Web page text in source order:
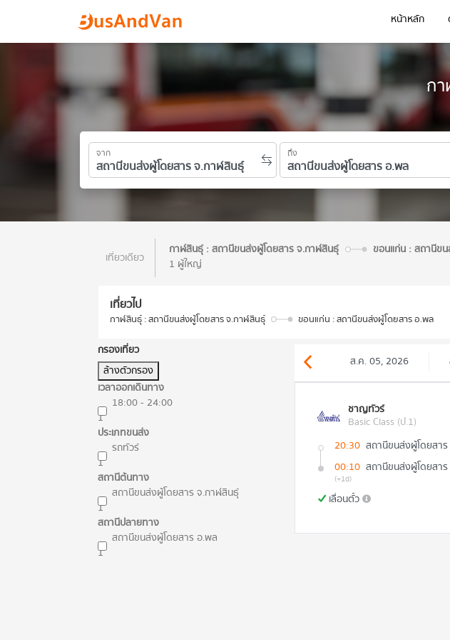
ก
จาก ถึง
หน้าหลัก
เที่ยวเดียว
กาฬสินธุ์ : สถานีขนส่งผู้โดยสาร จ.กาฬสินธุ์
ขอนแก่น : สถานีข
1 ผู้ใหญ่
เที่ยวไป
กาฬสินธุ์ : สถานีขนส่งผู้โดยสาร จ.กาฬสินธุ์ ขอนแก่น : สถานีขนส่งผู้โดยสาร อ.พล
กรองเที่ยว
ล้างตัวกรอง
เวลาออกเดินทาง
18:00 - 24:00
1
ประเภทขนส่ง
รถทัวร์
1
สถานีต้นทาง
สถานีขนส่งผู้โดยสาร จ.กาฬสินธุ์
1
สถานีปลายทาง
สถานีขนส่งผู้โดยสาร อ.พล
1
ส.ค. 05, 2026
ชาญทัวร์
Basic Class (ป.1)
20:30 สถานีขนส่งผู้โดยสา
00:10 สถานีขนส่งผู้โดยสา
(+1d)
เลื่อนตั๋ว